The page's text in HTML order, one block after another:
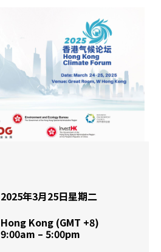
2025年3月25日星期二
Hong Kong (GMT +8)
9:00am – 5:00pm